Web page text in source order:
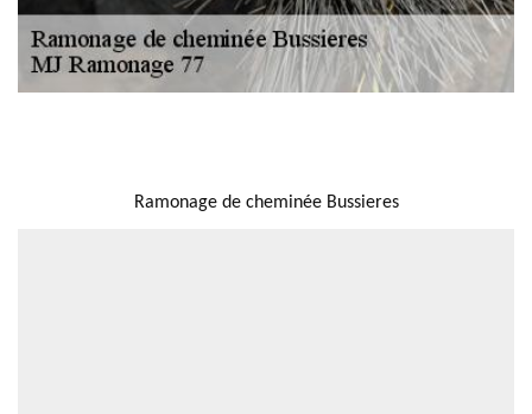
Ramonage de cheminée Bussieres